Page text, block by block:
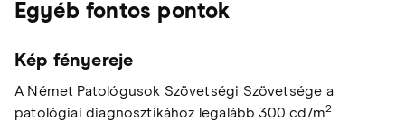
Egyéb fontos pontok
Kép fényereje
A Német Patológusok Szövetségi Szövetsége a
patológiai diagnosztikához legalább 300 cd/m2